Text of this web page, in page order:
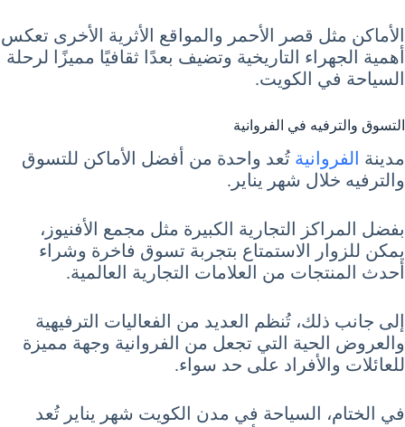
الأماكن مثل قصر الأحمر والمواقع الأثرية الأخرى تعكس
أهمية الجهراء التاريخية وتضيف بعدًا ثقافيًا مميزًا لرحلة
السياحة في الكويت.
التسوق والترفيه في الفروانية
مدينة الفروانية تُعد واحدة من أفضل الأماكن للتسوق
والترفيه خلال شهر يناير.
بفضل المراكز التجارية الكبيرة مثل مجمع الأفنيوز،
يمكن للزوار الاستمتاع بتجربة تسوق فاخرة وشراء
أحدث المنتجات من العلامات التجارية العالمية.
إلى جانب ذلك، تُنظم العديد من الفعاليات الترفيهية
والعروض الحية التي تجعل من الفروانية وجهة مميزة
للعائلات والأفراد على حد سواء.
في الختام، السياحة في مدن الكويت شهر يناير تُعد